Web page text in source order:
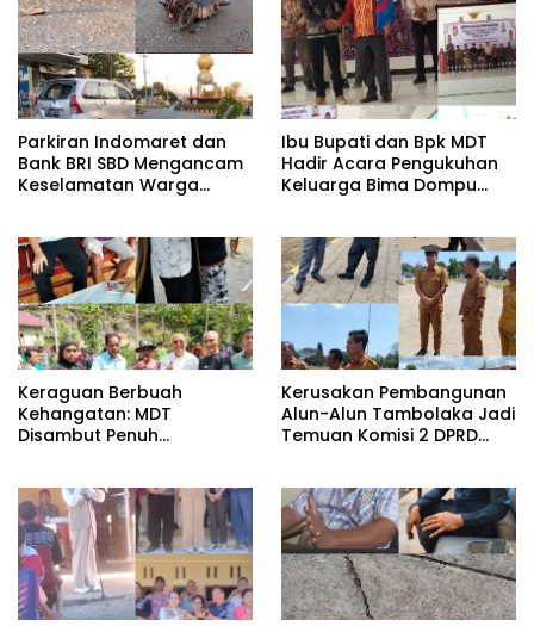
Parkiran Indomaret dan
Bank BRI SBD Mengancam
Keselamatan Warga
Perhubungan dan
Satlantas Didesak
Bertindak Tegas!
Ibu Bupati dan Bpk MDT
Hadir Acara Pengukuhan
Keluarga Bima Dompu
Gedung Fortuna
Radamata.
Keraguan Berbuah
Kehangatan: MDT
Disambut Penuh
Kecamatan Palla, Ama
Aris Weekaredi
Kerusakan Pembangunan
Alun-Alun Tambolaka Jadi
Temuan Komisi 2 DPRD